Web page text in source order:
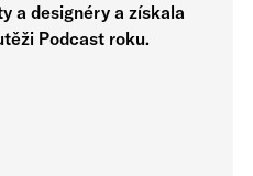
a designéry a získala
Podcast roku.